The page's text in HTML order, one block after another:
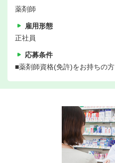
薬剤師
雇用形態
正社員
応募条件
■薬剤師資格(免許)をお持ちの方